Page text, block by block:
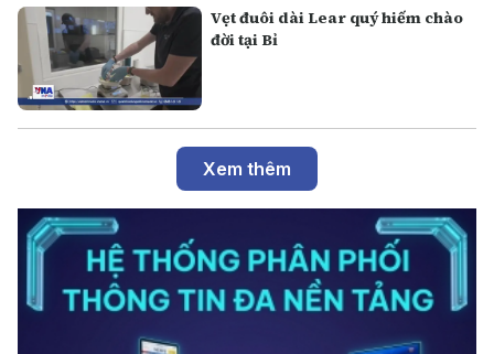
Vẹt đuôi dài Lear quý hiếm chào
đời tại Bỉ
Xem thêm